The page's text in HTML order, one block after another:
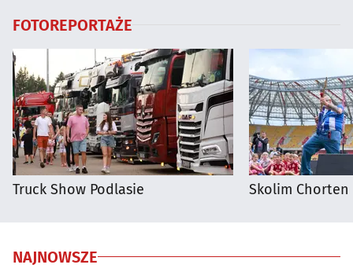
FOTOREPORTAŻE
Truck Show Podlasie Skolim Chorten
NAJNOWSZE